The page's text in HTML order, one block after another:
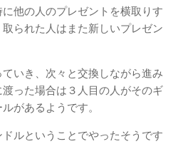
他の人のプレゼントを横取りす
られた人はまた新しいプレゼン
いき、次々と交換しながら進み
った場合は３人目の人がそのギ
があるようです。
ルということでやったそうです